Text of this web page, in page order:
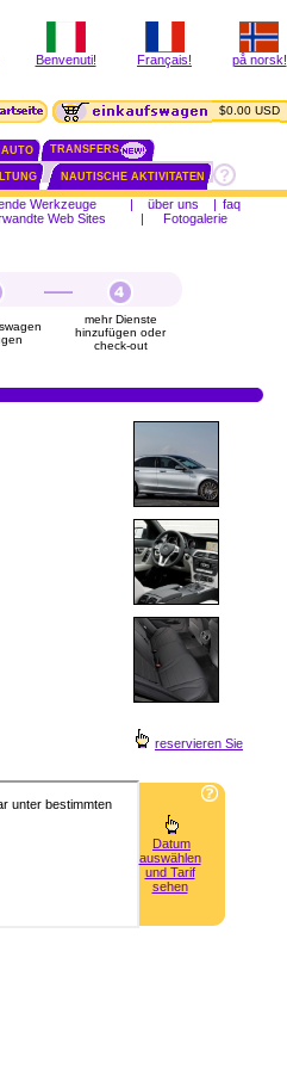
Benvenuti! Français! på norsk!
$0.00 USD
TRANSFERS
NAUTISCHE AKTIVITATEN
Werkzeuge | über uns | faq
Web Sites | Fotogalerie
mehr Dienste
hinzufügen oder
check-out
reservieren Sie
Datum
auswählen
und Tarif
sehen